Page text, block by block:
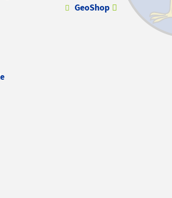
GeoShop